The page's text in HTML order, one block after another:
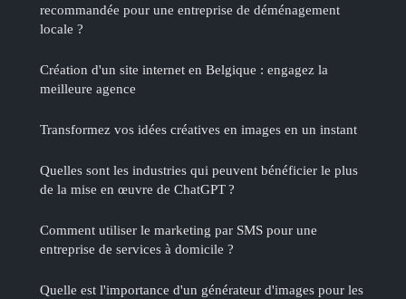
recommandée pour une entreprise de déménagement
locale ?
Création d'un site internet en Belgique : engagez la
meilleure agence
Transformez vos idées créatives en images en un instant
Quelles sont les industries qui peuvent bénéficier le plus
de la mise en œuvre de ChatGPT ?
Comment utiliser le marketing par SMS pour une
entreprise de services à domicile ?
Quelle est l'importance d'un générateur d'images pour les